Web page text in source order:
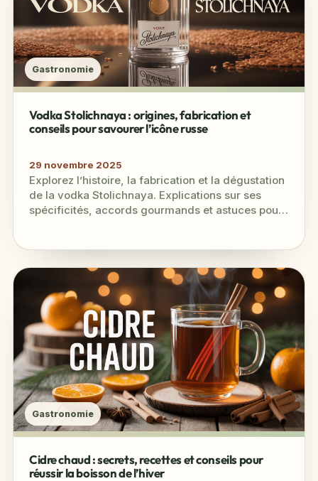
Gastronomie
Vodka Stolichnaya : origines, fabrication et
conseils pour savourer l’icône russe
29 novembre 2025
Explorez l’histoire, la fabrication et la dégustation
de la vodka Stolichnaya. Explications sur ses
spécificités, accords gourmands et astuces pour
Gastronomie
Cidre chaud : secrets, recettes et conseils pour
réussir la boisson de l’hiver